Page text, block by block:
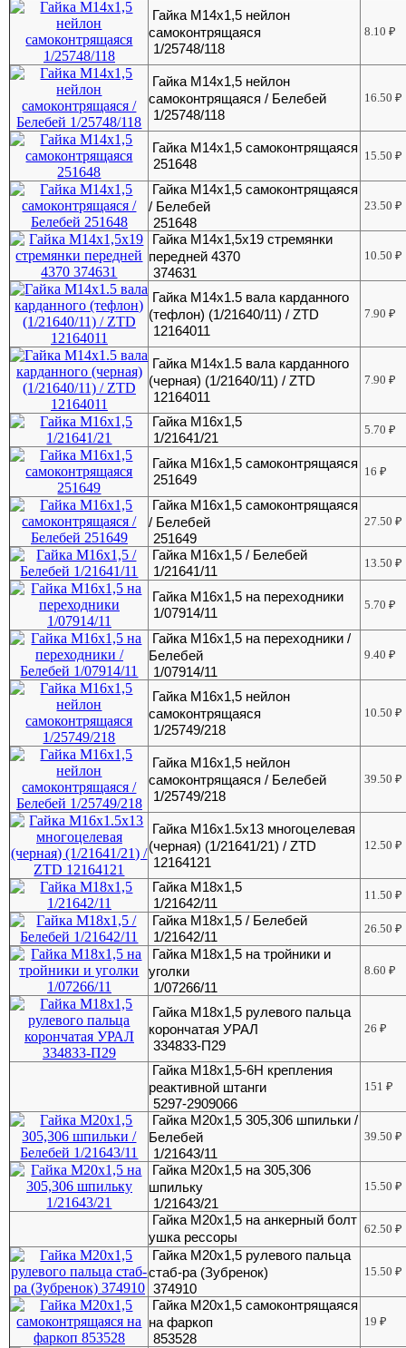
Гайка М14х1,5 нейлон
самоконтрящаяся
1/25748/118
8.10₽
Гайка М14х1,5 нейлон
самоконтрящаяся / Белебей
1/25748/118
16.50₽
Гайка М14х1,5 самоконтрящаяся
251648
15.50₽
Гайка М14х1,5 самоконтрящаяся
/ Белебей
251648
23.50₽
Гайка М14х1,5х19 стремянки
передней 4370
374631
10.50₽
Гайка М14х1.5 вала карданного
(тефлон) (1/21640/11) / ZTD
12164011
7.90₽
Гайка М14х1.5 вала карданного
(черная) (1/21640/11) / ZTD
12164011
7.90₽
Гайка М16х1,5
1/21641/21
5.70₽
Гайка М16х1,5 самоконтрящаяся
251649
16₽
Гайка М16х1,5 самоконтрящаяся
/ Белебей
251649
27.50₽
Гайка М16х1,5 / Белебей
1/21641/11
13.50₽
Гайка М16х1,5 на переходники
1/07914/11
5.70₽
Гайка М16х1,5 на переходники /
Белебей
1/07914/11
9.40₽
Гайка М16х1,5 нейлон
самоконтрящаяся
1/25749/218
10.50₽
Гайка М16х1,5 нейлон
самоконтрящаяся / Белебей
1/25749/218
39.50₽
Гайка М16х1.5х13 многоцелевая
(черная) (1/21641/21) / ZTD
12164121
12.50₽
Гайка М18х1,5
1/21642/11
11.50₽
Гайка М18х1,5 / Белебей
1/21642/11
26.50₽
Гайка М18х1,5 на тройники и
уголки
1/07266/11
8.60₽
Гайка М18х1,5 рулевого пальца
корончатая УРАЛ
334833-П29
26₽
Гайка М18х1,5-6Н крепления
реактивной штанги
5297-2909066
151₽
Гайка М20х1,5 305,306 шпильки /
Белебей
1/21643/11
39.50₽
Гайка М20х1,5 на 305,306
шпильку
1/21643/21
15.50₽
Гайка М20х1,5 на анкерный болт
ушка рессоры
62.50₽
Гайка М20х1,5 рулевого пальца
стаб-ра (Зубренок)
374910
15.50₽
Гайка М20х1,5 самоконтрящаяся
на фаркоп
853528
19₽